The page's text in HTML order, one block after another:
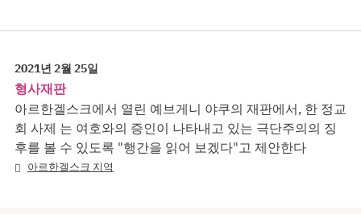
2021년 2월 25일
형사재판
아르한겔스크에서 열린 예브게니 야쿠의 재판에서, 한 정교
회 사제 는 여호와의 증인이 나타내고 있는 극단주의의 징
후를 볼 수 있도록 "행간을 읽어 보겠다"고 제안한다
아르한겔스크 지역